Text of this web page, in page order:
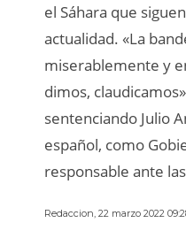
el Sáhara que
actualidad. «La
miserablemente y
dimos,
sentenciando Julio
español, como
responsable ante
Redaccion, 22 marzo 2022